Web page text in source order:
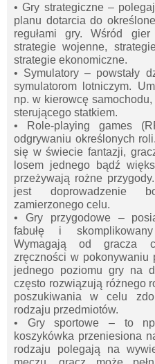
• Gry strategiczne –
planu dotarcia do
regułami gry. Wśród gier
strategie wojenne,
strategie ekonomiczne.
• Symulatory – powstały
symulatorom lotniczym.
np. w kierowcę
sterującego statkiem.
• Role-playing games
odgrywaniu określonych
się w świecie fantazji,
losem jednego bądź
przeżywają rożne
jest doprowadzenie
zamierzonego celu.
• Gry przygodowe –
fabułę i
Wymagają od gracza
zręczności w pokonywaniu
jednego poziomu gry na
często rozwiązują różnego
poszukiwania w celu
rodzaju przedmiotów.
• Gry sportowe – to
koszykówka przeniesiona
rodzaju polegają na